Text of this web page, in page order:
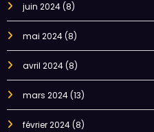
juin 2024(8)
mai 2024(8)
avril 2024(8)
mars 2024(13)
février 2024(8)